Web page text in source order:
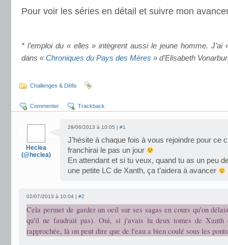
Pour voir les séries en détail et suivre mon
* l’emploi du « elles » intègrent aussi le jeune homme. J’ai
dans « Chroniques du Pays des Mères » d’Elisabeth
Challenges & Défis
Commenter Trackback
Heclea
(@heclea)
29/06/2013 à 10:05 | #1
J’hésite à chaque fois à vous rejoindre pour ce
franchirai le pas un jour
En attendant et si tu veux, quand tu as un peu
une petite LC de Xanth, ça t’aidera à avancer
02/07/2013 à 10:04 | #2
Cela permet de garder un oeil sur ses sagas en cours qu'on
qu'il ne faudrait pas). Oui, si j'avais lu deux tomes de Xanth
rapprochée, là on peut dire que de l'eau a bien coulé sous les